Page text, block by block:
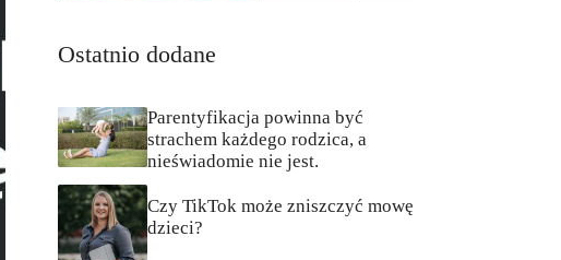
Ostatnio dodane
Parentyfikacja powinna być
strachem każdego rodzica, a
nieświadomie nie jest.
Czy TikTok może zniszczyć mowę
dzieci?